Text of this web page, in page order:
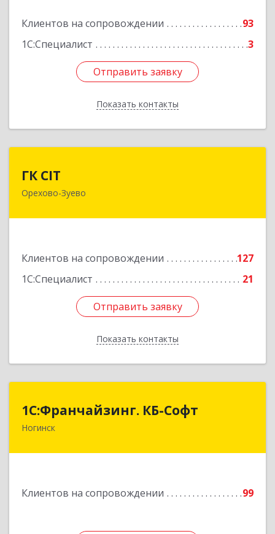
Клиентов на сопровождении
93
1С:Специалист
3
Отправить заявку
Показать контакты
Отправить заявку
Назад
ГК CIT
Орехово-Зуево
Клиентов на сопровождении
127
1С:Специалист
21
Отправить заявку
Показать контакты
142600, Московская обл, Орехово-Зуево г,
Подробнее
Отправить заявку
Назад
1С:Франчайзинг. КБ-Софт
Ногинск
Клиентов на сопровождении 99
1С:Франчайзинг. КБ-Софт
142400, Московская обл, г.о Богородский,
Подробнее